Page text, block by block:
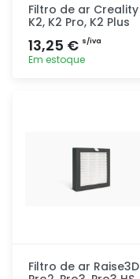
Filtro de ar Creality
K2, K2 Pro, K2 Plus
13,25 € s/iva
Em estoque
Filtro de ar Raise3D